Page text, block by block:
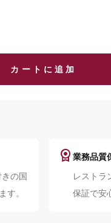
カートに追加
の国
す。
license業務品質
レストラ
保証で安